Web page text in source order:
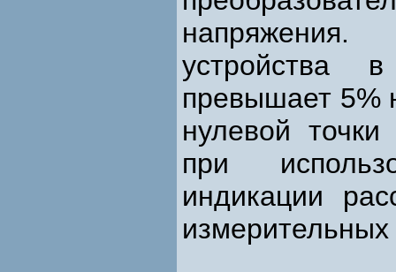
напряжения.
устройства
превышает 5%
нулевой точки
при
индикации